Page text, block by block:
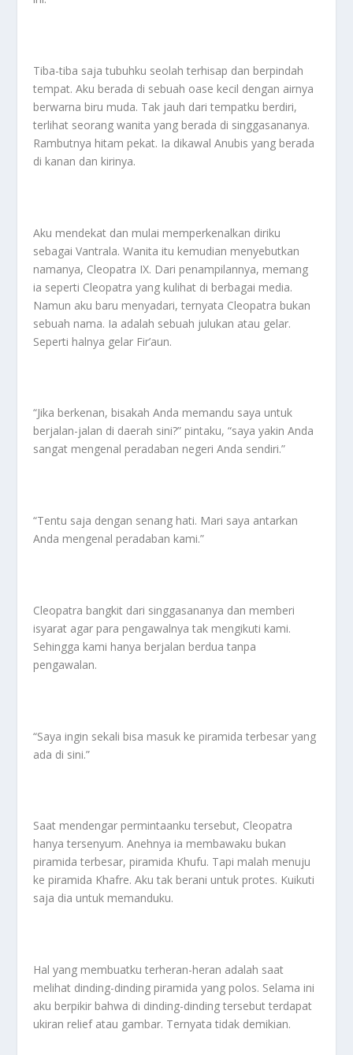
Tiba-tiba saja tubuhku seolah terhisap dan berpindah
tempat. Aku berada di sebuah oase kecil dengan airnya
berwarna biru muda. Tak jauh dari tempatku berdiri,
terlihat seorang wanita yang berada di singgasananya.
Rambutnya hitam pekat. Ia dikawal Anubis yang berada
di kanan dan kirinya.
Aku mendekat dan mulai memperkenalkan diriku
sebagai Vantrala. Wanita itu kemudian menyebutkan
namanya, Cleopatra IX. Dari penampilannya, memang
ia seperti Cleopatra yang kulihat di berbagai media.
Namun aku baru menyadari, ternyata Cleopatra bukan
sebuah nama. Ia adalah sebuah julukan atau gelar.
Seperti halnya gelar Fir’aun.
“Jika berkenan, bisakah Anda memandu saya untuk
berjalan-jalan di daerah sini?” pintaku, “saya yakin Anda
sangat mengenal peradaban negeri Anda sendiri.”
“Tentu saja dengan senang hati. Mari saya antarkan
Anda mengenal peradaban kami.”
Cleopatra bangkit dari singgasananya dan memberi
isyarat agar para pengawalnya tak mengikuti kami.
Sehingga kami hanya berjalan berdua tanpa
pengawalan.
“Saya ingin sekali bisa masuk ke piramida terbesar yang
ada di sini.”
Saat mendengar permintaanku tersebut, Cleopatra
hanya tersenyum. Anehnya ia membawaku bukan
piramida terbesar, piramida Khufu. Tapi malah menuju
ke piramida Khafre. Aku tak berani untuk protes. Kuikuti
saja dia untuk memanduku.
Hal yang membuatku terheran-heran adalah saat
melihat dinding-dinding piramida yang polos. Selama ini
aku berpikir bahwa di dinding-dinding tersebut terdapat
ukiran relief atau gambar. Ternyata tidak demikian.